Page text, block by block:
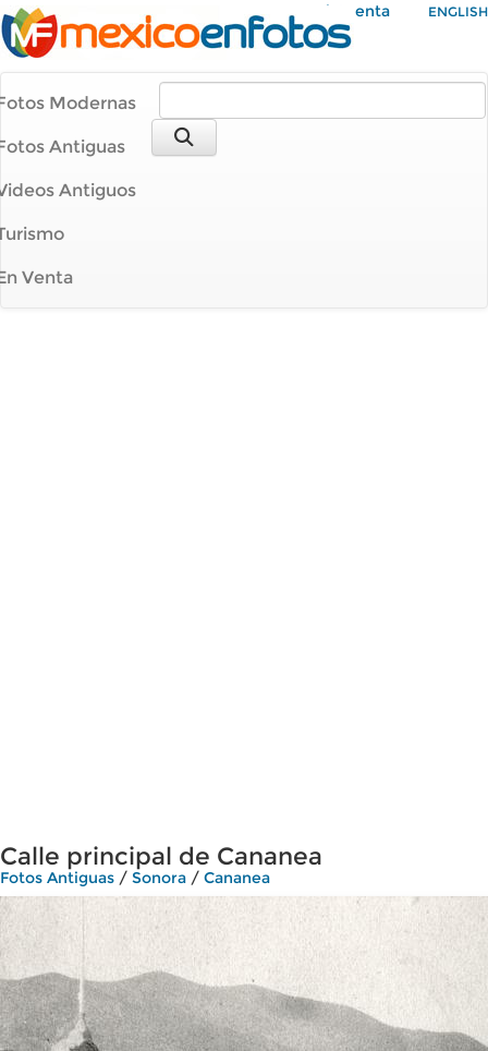
Mi Cuenta ENGLISH
Modernas
Antiguas
Antiguos
Venta
Calle principal de Cananea
Fotos Antiguas / Sonora / Cananea